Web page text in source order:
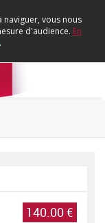
naviguer, vous nous
d'audience. En
140.00 €